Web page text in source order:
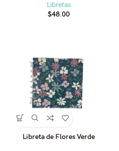
Libretas
$48.00
Libreta de Flores Verde